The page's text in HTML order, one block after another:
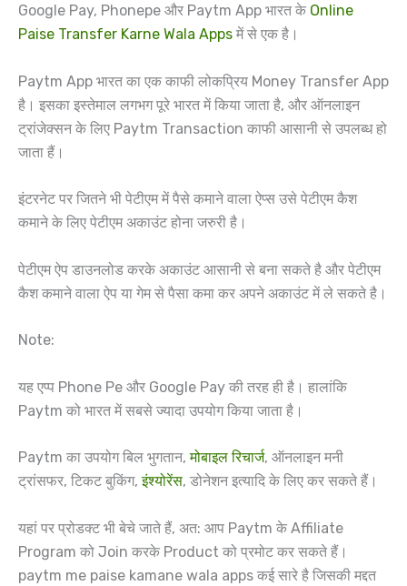
Google Pay, Phonepe और Paytm App भारत के Online
Paise Transfer Karne Wala Apps में से एक है।
Paytm App भारत का एक काफी लोकप्रिय Money Transfer App
है। इसका इस्तेमाल लगभग पूरे भारत में किया जाता है, और ऑनलाइन
ट्रांजेक्सन के लिए Paytm Transaction काफी आसानी से उपलब्ध हो
जाता हैं।
इंटरनेट पर जितने भी पेटीएम में पैसे कमाने वाला ऐप्स उसे पेटीएम कैश
कमाने के लिए पेटीएम अकाउंट होना जरुरी है।
पेटीएम ऐप डाउनलोड करके अकाउंट आसानी से बना सकते है और पेटीएम
कैश कमाने वाला ऐप या गेम से पैसा कमा कर अपने अकाउंट में ले सकते है।
Note:
यह एप्प Phone Pe और Google Pay की तरह ही है। हालांकि
Paytm को भारत में सबसे ज्यादा उपयोग किया जाता है।
Paytm का उपयोग बिल भुगतान,मोबाइल रिचार्ज, ऑनलाइन मनी
ट्रांसफर, टिकट बुकिंग,इंश्योरेंस, डोनेशन इत्यादि के लिए कर सकते हैं।
यहां पर प्रोडक्ट भी बेचे जाते हैं, अत: आप Paytm के Affiliate
Program को Join करके Product को प्रमोट कर सकते हैं।
paytm me paise kamane wala apps कई सारे है जिसकी मद्दत